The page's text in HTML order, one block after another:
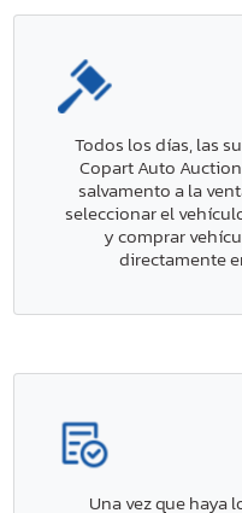
Todos los días, las
Copart Auto
salvamento a la
seleccionar el
y comprar
directamente
Una vez que haya